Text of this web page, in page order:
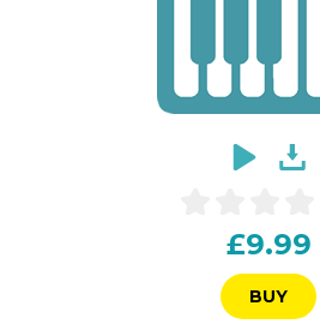
£9.99
BUY